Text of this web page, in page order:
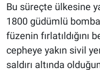
Bu süreçte ülkesine
1800 güdümlü
füzenin
cepheye yakın sivil
saldırı altında